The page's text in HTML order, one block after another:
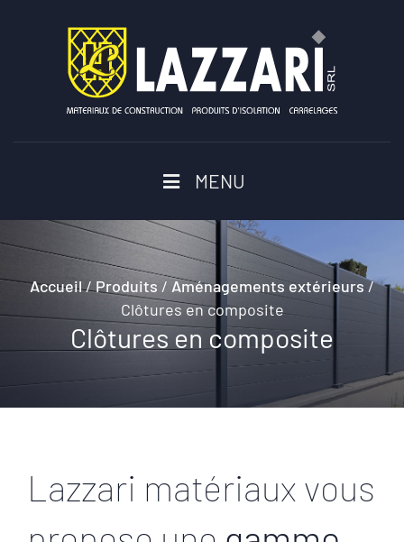
MENU
Accueil/Produits /Aménagements extérieurs/
Clôtures en composite
Clôtures en composite
Lazzari matériaux vous